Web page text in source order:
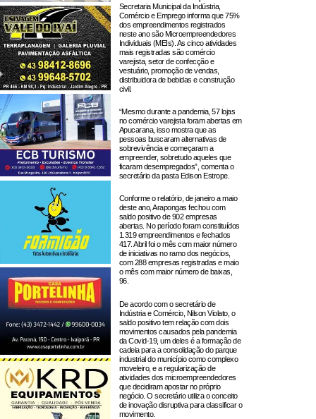
Secretaria Municipal da Indústria,
Comércio e Emprego informa que 75%
dos empreendimentos registrados
neste ano são Microempreendedores
Individuais (MEIs). As cinco atividades
mais registradas são comércio
varejista, setor de confecção e
vestuário, promoção de vendas,
distribuidora de bebidas e construção
civil.
“Mesmo durante a pandemia, 57 lojas
no comércio varejista foram abertas em
Apucarana, isso mostra que as
pessoas buscaram alternativas de
sobrevivência e começaram a
empreender, sobretudo aqueles que
ficaram desempregados”, comenta o
secretário da pasta Edison Estrope.
Conforme o relatório, de janeiro a maio
deste ano, Arapongas fechou com
saldo positivo de 902 empresas
abertas. No período foram constituídos
1.319 empreendimentos e fechados
417. Abril foi o mês com maior número
de iniciativas no ramo dos negócios,
com 288 empresas registradas e maio
o mês com maior número de baixas,
96.
De acordo com o secretário de
Indústria e Comércio, Nilson Violato, o
saldo positivo tem relação com dois
movimentos causados pela pandemia
da Covid-19, um deles é a formação de
cadeia para a consolidação do parque
industrial do município como complexo
moveleiro, e a regularização de
atividades dos microempreendedores
que decidiram apostar no próprio
negócio. O secretário utiliza o conceito
de inovação disruptiva para classificar o
movimento.